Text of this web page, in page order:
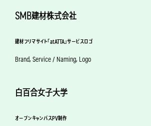
SMB建材株式会社
建材フリマサイト「atATTA」サービスロゴ
Brand, Service / Naming, Logo
白百合女子大学
オープンキャンパスPV制作